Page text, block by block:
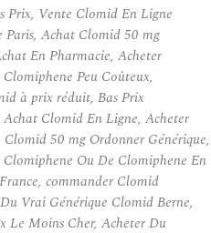
Prix, Vente Clomid En Ligne
Achat Clomid 50 mg
En Pharmacie, Acheter
Peu Coûteux,
à prix réduit, Bas Prix
Clomid En Ligne, Acheter
50 mg Ordonner Générique,
Ou De Clomiphene En
commander Clomid
Vrai Générique Clomid Berne,
Le Moins Cher, Acheter Du